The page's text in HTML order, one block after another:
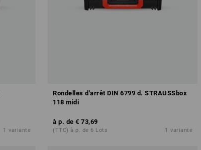
1 variante
Rondelles d'arrêt DIN 6799 d. STRAUSSbox
118 midi
à p. de € 73,69
(TTC) à p. de 6 Lots 1 variante